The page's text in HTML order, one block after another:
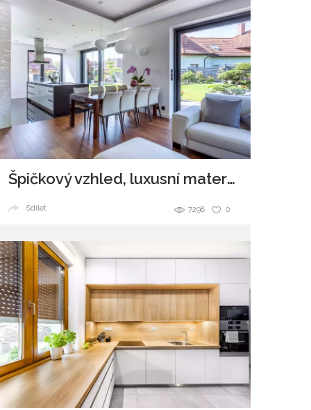
Špičkový vzhled, luxusní materiály a všudypřítomná elegance.
0
7298
Sdílet